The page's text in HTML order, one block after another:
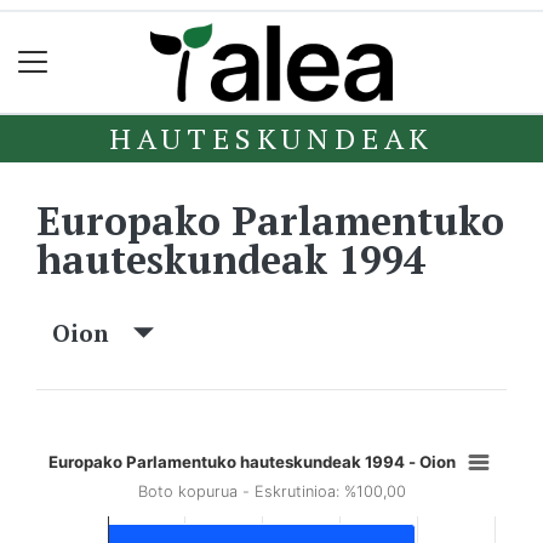
HAUTESKUNDEAK
Europako Parlamentuko
hauteskundeak 1994
Oion
Europako Parlamentuko hauteskundeak 1994 - Oion
Boto kopurua - Eskrutinioa: %100,00